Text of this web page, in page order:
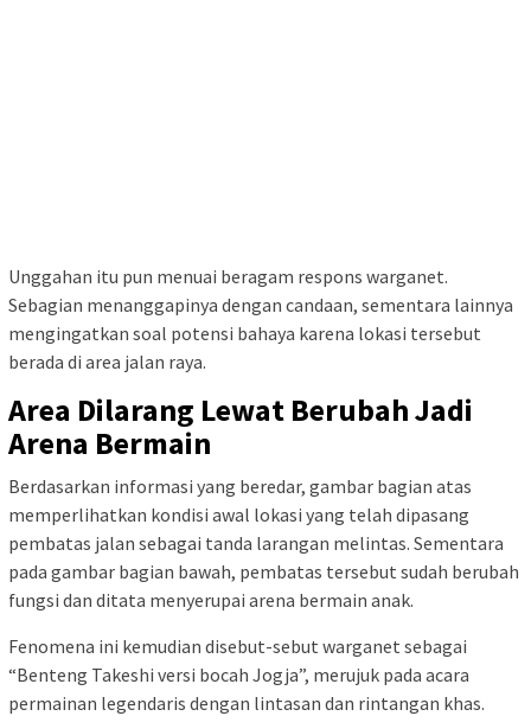
Unggahan itu pun menuai beragam respons warganet.
Sebagian menanggapinya dengan candaan, sementara lainnya
mengingatkan soal potensi bahaya karena lokasi tersebut
berada di area jalan raya.
Area Dilarang Lewat Berubah Jadi
Arena Bermain
Berdasarkan informasi yang beredar, gambar bagian atas
memperlihatkan kondisi awal lokasi yang telah dipasang
pembatas jalan sebagai tanda larangan melintas. Sementara
pada gambar bagian bawah, pembatas tersebut sudah berubah
fungsi dan ditata menyerupai arena bermain anak.
Fenomena ini kemudian disebut-sebut warganet sebagai
“Benteng Takeshi versi bocah Jogja”, merujuk pada acara
permainan legendaris dengan lintasan dan rintangan khas.